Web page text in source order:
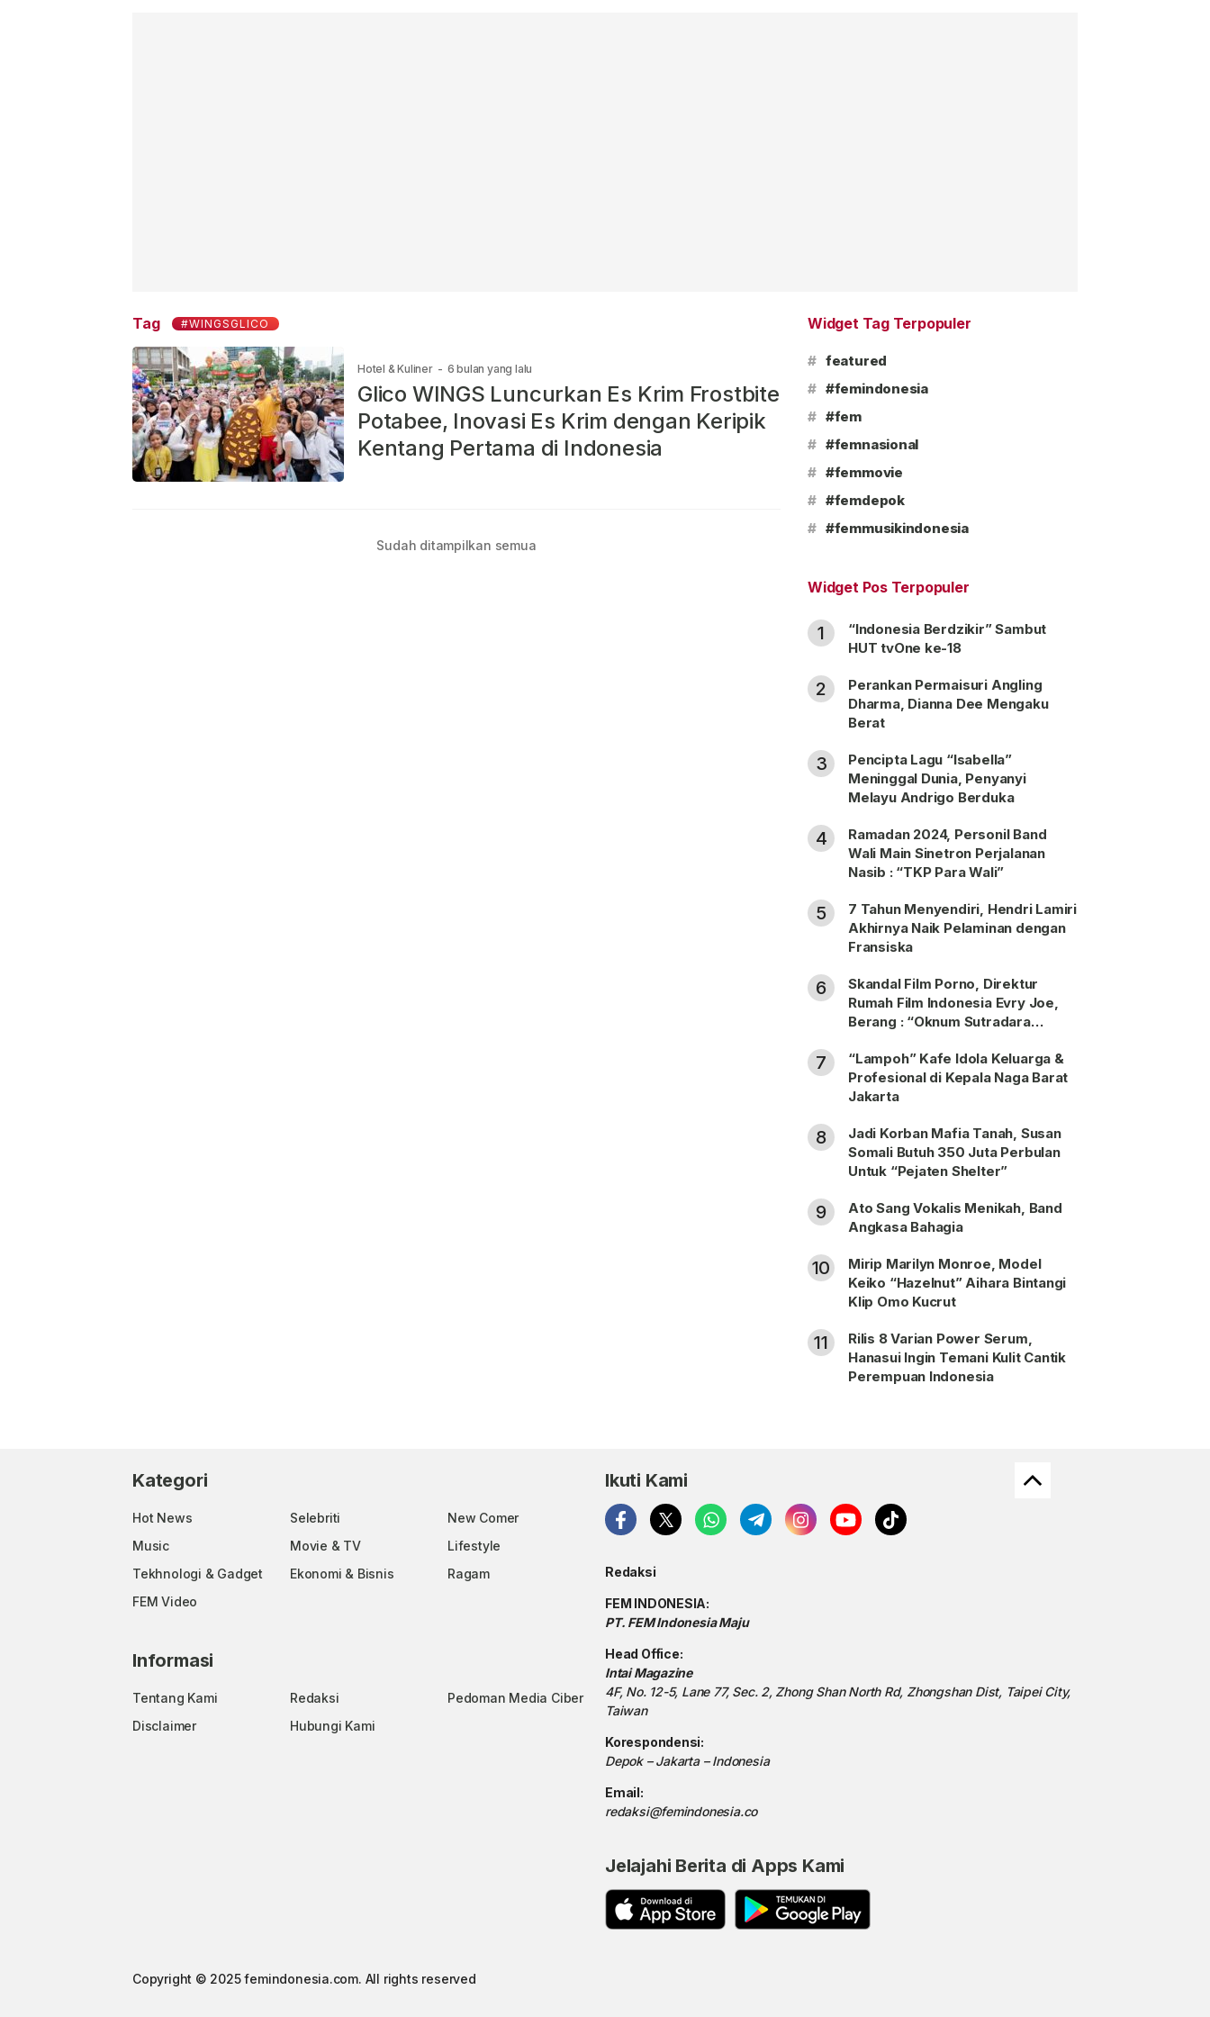
Tag #WINGSGLICO
Hotel & Kuliner - 6 bulan yang lalu
Glico WINGS Luncurkan Es Krim Frostbite
Potabee, Inovasi Es Krim dengan Keripik
Kentang Pertama di Indonesia
Sudah ditampilkan semua
Widget Tag Terpopuler
# featured
# #femindonesia
# #fem
# #femnasional
# #femmovie
# #femdepok
# #femmusikindonesia
Widget Pos Terpopuler
1
“Indonesia Berdzikir” Sambut
HUT tvOne ke-18
2
Perankan Permaisuri Angling
Dharma, Dianna Dee Mengaku
Berat
3
Pencipta Lagu “Isabella”
Meninggal Dunia, Penyanyi
Melayu Andrigo Berduka
4
Ramadan 2024, Personil Band
Wali Main Sinetron Perjalanan
Nasib : “TKP Para Wali”
5
7 Tahun Menyendiri, Hendri Lamiri
Akhirnya Naik Pelaminan dengan
Fransiska
6
Skandal Film Porno, Direktur
Rumah Film Indonesia Evry Joe,
Berang : “Oknum Sutradara
7
“Lampoh” Kafe Idola Keluarga &
Profesional di Kepala Naga Barat
Jakarta
8
Jadi Korban Mafia Tanah, Susan
Somali Butuh 350 Juta Perbulan
Untuk “Pejaten Shelter”
9
Ato Sang Vokalis Menikah, Band
Angkasa Bahagia
10
Mirip Marilyn Monroe, Model
Keiko “Hazelnut” Aihara Bintangi
Klip Omo Kucrut
11
Rilis 8 Varian Power Serum,
Hanasui Ingin Temani Kulit Cantik
Perempuan Indonesia
Kategori
Hot News Selebriti
New Comer
Music
Movie & TV
Lifestyle
Tekhnologi & Gadget
Ekonomi & Bisnis
Ragam
FEM Video
Informasi
Tentang Kami Redaksi
Pedoman Media Ciber
Disclaimer
Hubungi Kami
Ikuti Kami
Redaksi
FEM INDONESIA:
PT. FEM Indonesia Maju
Head Office:
Intai Magazine
4F, No. 12-5, Lane 77, Sec. 2, Zhong Shan North Rd, Zhongshan Dist, Taipei City,
Taiwan
Korespondensi:
Depok – Jakarta – Indonesia
Email:
redaksi@femindonesia.co
Jelajahi Berita di Apps Kami
Copyright © 2025 femindonesia.com. All rights reserved